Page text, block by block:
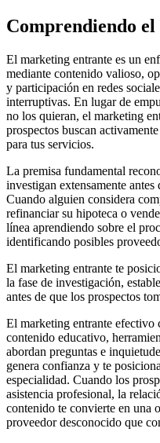
Comprendiendo
El marketing entrante es un
mediante contenido valioso,
y participación en redes
interruptivas. En lugar de
no los quieran, el marketing
prospectos buscan
para tus servicios.
La premisa fundamental
investigan extensamente
Cuando alguien considera
refinanciar su hipoteca o
línea aprendiendo sobre el
identificando posibles
El marketing entrante te
la fase de investigación,
antes de que los prospectos
El marketing entrante efectivo
contenido educativo,
abordan preguntas e
genera confianza y te
especialidad. Cuando los
asistencia profesional, la
contenido te convierte en una
proveedor desconocido que